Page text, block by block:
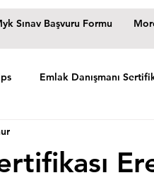
Sınav Başvuru Formu
Emlak Danışmanı